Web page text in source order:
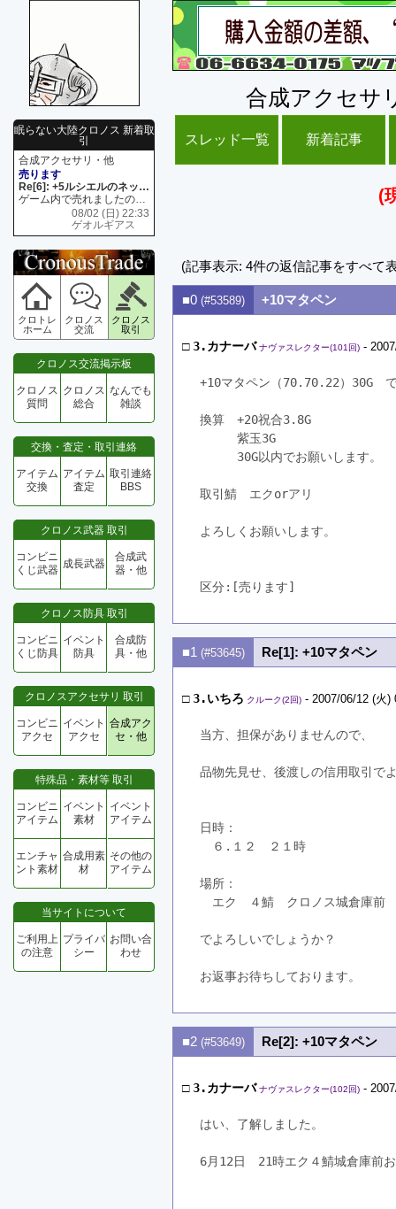
眠らない大陸クロノス 新着取
引
合成アクセサリ・他
売ります
Re[6]: +5ルシエルのネックレス
ゲーム内で売れましたので 在庫がネク1 リング4 となります リングのお値段は80G といたします
08/02 (日) 22:33
ゲオルギアス
クロトレ
ホーム
クロノス
交流
クロノス
取引
クロノス交流掲示板
クロノス
質問
クロノス
総合
なんでも
雑談
交換・査定・取引連絡
アイテム
交換
アイテム
査定
取引連絡
BBS
クロノス武器 取引
コンビニ
くじ武器 成長武器
合成武
器・他
クロノス防具 取引
コンビニ
くじ防具
イベント
防具
合成防
具・他
クロノスアクセサリ 取引
コンビニ
アクセ
イベント
アクセ
合成アク
セ・他
特殊品・素材等 取引
コンビニ
アイテム
イベント
素材
イベント
アイテム
エンチャ
ント素材
合成用素
材
その他の
アイテム
当サイトについて
ご利用上
の注意
プライバ
シー
お問い合
わせ
合成アクセサ
スレッド一覧 新着記事
(
(記事表示: 4件の返信記事をすべて
■0 (#53589) +10マタペン
□3.カナーバ ナヴァスレクター(101回) -
+10マタペン（70.70.22）30G　
換算　+20祝合3.8G
紫玉3G
30G以内でお願いします。
取引鯖　エクorアリ
よろしくお願いします。
区分:[売ります]
■1 (#53645) Re[1]: +10マタペン
□3.いちろ クルーク(2回) - 2007/06/12 (火
当方、担保がありませんので、
品物先見せ、後渡しの信用取引で
日時：
６.１２　２１時
場所：
エク　４鯖　クロノス城倉庫前
でよろしいでしょうか？
お返事お待ちしております。
■2 (#53649) Re[2]: +10マタペン
□3.カナーバ ナヴァスレクター(102回) -
はい、了解しました。
6月12日　21時エク４鯖城倉庫前